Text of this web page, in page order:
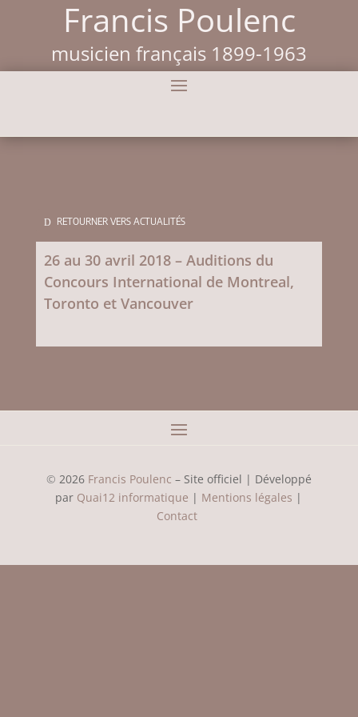
Francis Poulenc
musicien français 1899-1963
RETOURNER VERS ACTUALITÉS
26 au 30 avril 2018 – Auditions du
Concours International de Montreal,
Toronto et Vancouver
© 2026 Francis Poulenc – Site officiel | Développé
par Quai12 informatique | Mentions légales |
Contact